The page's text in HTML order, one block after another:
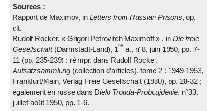
Sources :
Rapport de Maximov, in Letters from Russian Pri­sons, op.
cit.
Rudolf Rocker, « Grigori Petrovitch Maximoff » , in Die freie
Gesellschaft(Darmstadt-Land), 1re a., n°8, juin 1950, pp. 7-
11 (pp. 235-239) ; réimpr. dans Rudolf Rocker,
Aufsatzsammlung(collection d’articles), tome 2 : 1949-1953,
Frankfurt/Main, Ver­lag Freie Gesellschaft (1980), pp. 28-32 ;
également en russe dans Dielo Trouda-Proboujdenie, n°33,
juillet-août 1950, pp. 1-6.